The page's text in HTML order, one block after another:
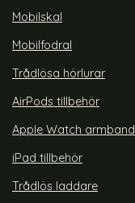
Mobilskal
Mobilfodral
Trådlösa hörlurar
AirPods tillbehör
Apple Watch armband
iPad tillbehör
Trådlös laddare